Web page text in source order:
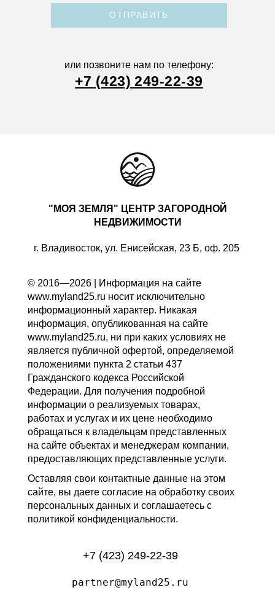
ОТПРАВИТЬ
или позвоните нам по телефону:
+7 (423) 249-22-39
"МОЯ ЗЕМЛЯ" ЦЕНТР ЗАГОРОДНОЙ
НЕДВИЖИМОСТИ
г. Владивосток, ул. Енисейская, 23 Б, оф. 205
© 2016—2026 | Информация на сайте
www.myland25.ru носит исключительно
информационный характер. Никакая
информация, опубликованная на сайте
www.myland25.ru, ни при каких условиях не
является публичной офертой, определяемой
положениями пункта 2 статьи 437
Гражданского кодекса Российской
Федерации. Для получения подробной
информации о реализуемых товарах,
работах и услугах и их цене необходимо
обращаться к владельцам представленных
на сайте объектах и менеджерам компании,
предоставляющих представленные услуги.
Оставляя свои контактные данные на этом
сайте, вы даете согласие на обработку своих
персональных данных и соглашаетесь с
политикой конфиденциальности.
+7 (423) 249-22-39
partner@myland25.ru